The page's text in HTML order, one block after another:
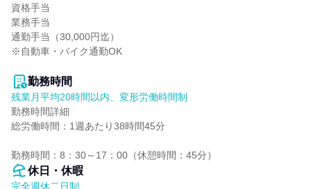
資格手当
業務手当
通勤手当（30,000円迄）
※自動車・バイク通勤OK
勤務時間
残業月平均20時間以内、変形労働時間制
勤務時間詳細
総労働時間：1週あたり38時間45分
勤務時間：8：30～17：00（休憩時間：45分）
休日・休暇
完全週休二日制